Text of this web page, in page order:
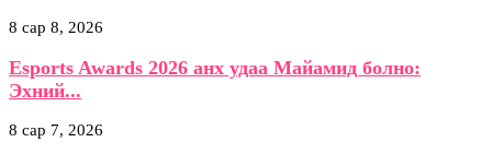
8 сар 8, 2026
Esports Awards 2026 анх удаа Майамид болно:
Эхний...
8 сар 7, 2026